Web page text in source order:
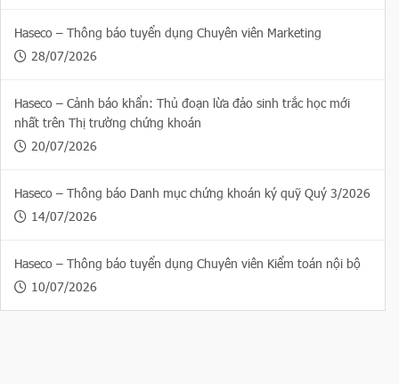
Haseco – Thông báo tuyển dụng Chuyên viên Marketing
28/07/2026
Haseco – Cảnh báo khẩn: Thủ đoạn lừa đảo sinh trắc học mới
nhất trên Thị trường chứng khoán
20/07/2026
Haseco – Thông báo Danh mục chứng khoán ký quỹ Quý 3/2026
14/07/2026
Haseco – Thông báo tuyển dụng Chuyên viên Kiểm toán nội bộ
10/07/2026